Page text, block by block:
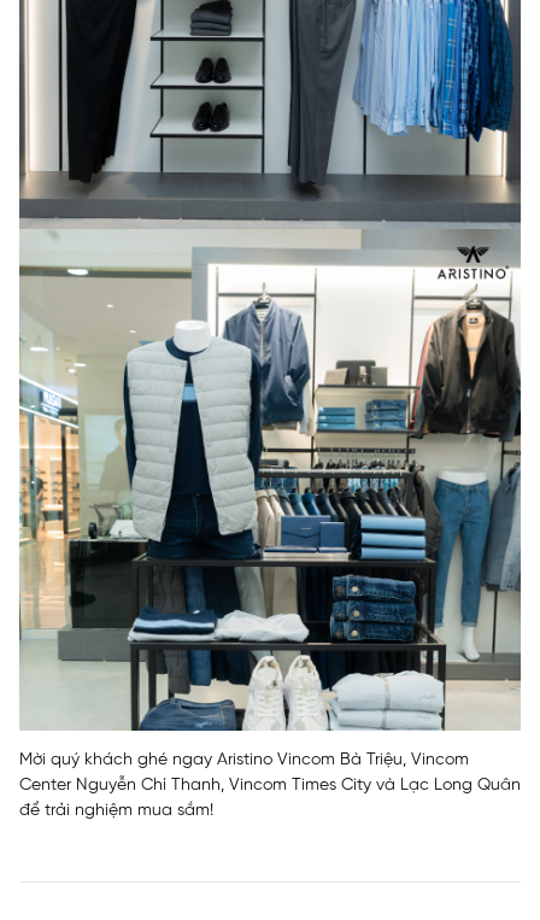
Mời quý khách ghé ngay Aristino Vincom Bà Triệu, Vincom
Center Nguyễn Chí Thanh, Vincom Times City và Lạc Long Quân
để trải nghiệm mua sắm!